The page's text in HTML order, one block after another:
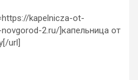
kapelnicza-ot-
2.ru/]капельница от
url]